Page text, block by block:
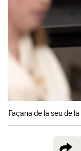
Façana de la seu de